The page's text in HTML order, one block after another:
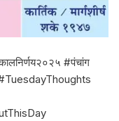
#पंचांग